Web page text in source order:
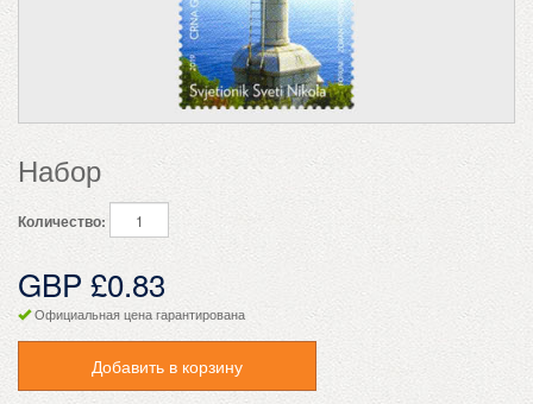
Набор
Количество:
GBP £0.83
Официальная цена гарантирована
Добавить в корзину